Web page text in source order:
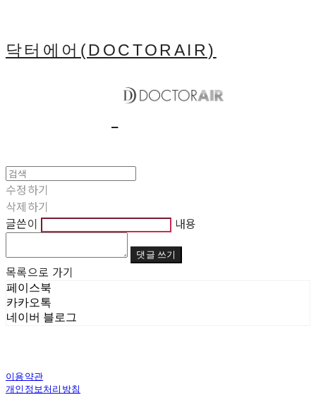
닥터에어(DOCTORAIR)
수정하기
삭제하기
글쓴이
내용
댓글 쓰기
목록으로 가기
페이스북
카카오톡
네이버 블로그
이용약관
개인정보처리방침